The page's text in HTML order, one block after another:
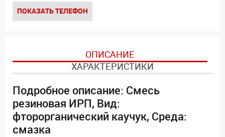
ПОКАЗАТЬ ТЕЛЕФОН
ОПИСАНИЕ
ХАРАКТЕРИСТИКИ
Подробное описание: Смесь
резиновая ИРП, Вид:
фторорганический каучук, Среда:
смазка